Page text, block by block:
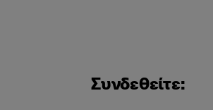
Συνδεθείτε: